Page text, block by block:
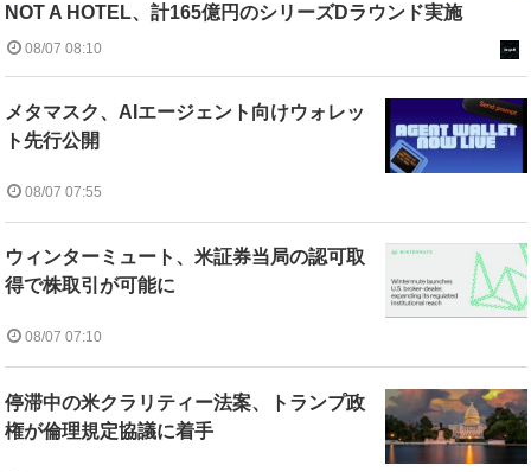
NOT A HOTEL、計165億円のシリーズDラウンド実施
08/07 08:10
メタマスク、AIエージェント向けウォレッ
ト先行公開
08/07 07:55
ウィンターミュート、米証券当局の認可取
得で株取引が可能に
08/07 07:10
停滞中の米クラリティー法案、トランプ政
権が倫理規定協議に着手